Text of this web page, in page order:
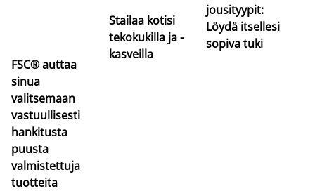
FSC® auttaa
sinua
valitsemaan
vastuullisesti
hankitusta
puusta
valmistettuja
tuotteita
Stailaa kotisi
tekokukilla ja -
kasveilla
jousityypit:
Löydä itsellesi
sopiva tuki